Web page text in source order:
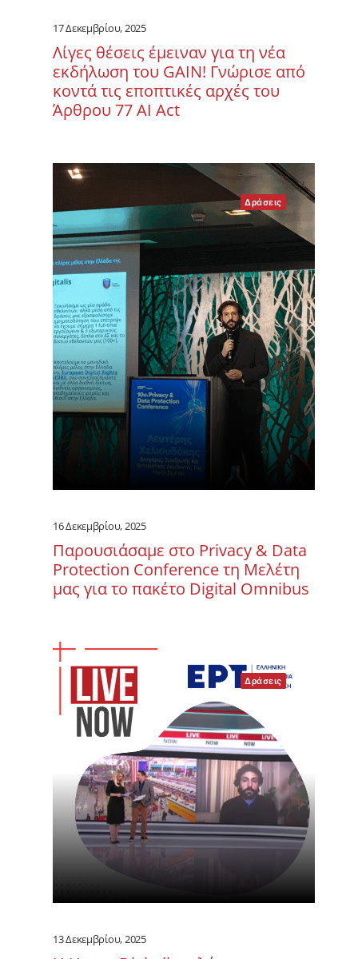
17 Δεκεμβρίου, 2025
Λίγες θέσεις έμειναν για τη νέα
εκδήλωση του GAIN! Γνώρισε από
κοντά τις εποπτικές αρχές του
Άρθρου 77 ΑΙ Act
Δράσεις
16 Δεκεμβρίου, 2025
Παρουσιάσαμε στο Privacy & Data
Protection Conference τη Μελέτη
μας για το πακέτο Digital Omnibus
Δράσεις
13 Δεκεμβρίου, 2025